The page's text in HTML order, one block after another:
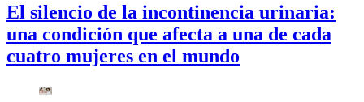
El silencio de la incontinencia urinaria:
una condición que afecta a una de cada
cuatro mujeres en el mundo